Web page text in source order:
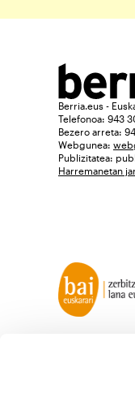
Berria.eus -
Telefonoa: 943
Bezero arreta:
Webgunea:
Publizitatea:
Harremanetan